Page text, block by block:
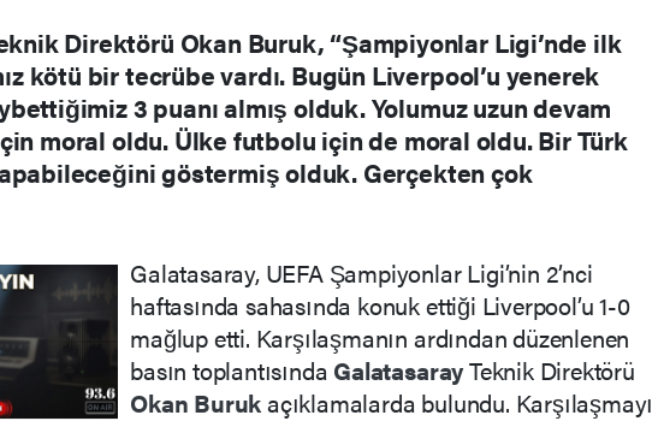
Direktörü Okan Buruk, “Şampiyonlar Ligi’nde ilk
kötü bir tecrübe vardı. Bugün Liverpool’u yenerek
3 puanı almış olduk. Yolumuz uzun devam
moral oldu. Ülke futbolu için de moral oldu. Bir Türk
göstermiş olduk. Gerçekten çok
Galatasaray, UEFA Şampiyonlar Ligi’nin 2’nci
haftasında sahasında konuk ettiği Liverpool’u 1-0
mağlup etti. Karşılaşmanın ardından düzenlenen
basın toplantısında GalatasarayTeknik Direktörü
Okan Burukaçıklamalarda bulundu. Karşılaşmayı